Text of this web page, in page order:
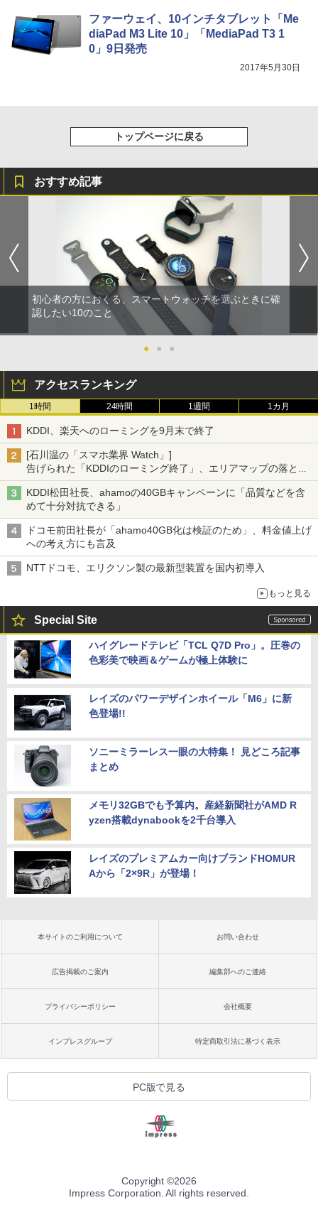
ファーウェイ、10インチタブレット「Me
diaPad M3 Lite 10」「MediaPad T3 1
0」9日発売
2017年5月30日
トップページに戻る
おすすめ記事
初心者の方におくる、スマートウォッチを選ぶときに確
認したい10のこと
● ● ●
アクセスランキング
1時間 24時間 1週間 1カ月
KDDI、楽天へのローミングを9月末で終了
[石川温の「スマホ業界 Watch」]
告げられた「KDDIのローミング終了」、エリアマップの落とし
穴と楽天モバイルの課題
KDDI松田社長、ahamoの40GBキャンペーンに「品質などを含
めて十分対抗できる」
ドコモ前田社長が「ahamo40GB化は検証のため」、料金値上げ
への考え方にも言及
NTTドコモ、エリクソン製の最新型装置を国内初導入
もっと見る
Special Site
ハイグレードテレビ「TCL Q7D Pro」。圧巻の
色彩美で映画＆ゲームが極上体験に
レイズのパワーデザインホイール「M6」に新
色登場!!
ソニーミラーレス一眼の大特集！ 見どころ記事
まとめ
メモリ32GBでも予算内。産経新聞社がAMD R
yzen搭載dynabookを2千台導入
レイズのプレミアムカー向けブランドHOMUR
Aから「2×9R」が登場！
本サイトのご利用について お問い合わせ
広告掲載のご案内 編集部へのご連絡
プライバシーポリシー 会社概要
インプレスグループ 特定商取引法に基づく表示
PC版で見る
Copyright ©2026
Impress Corporation. All rights reserved.